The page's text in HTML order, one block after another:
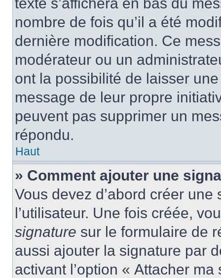
nombre de fois qu’il a été
dernière modification. Ce
modérateur ou un
ont la possibilité de laisser
message de leur propre
peuvent pas supprimer un
répondu.
Haut
» Comment ajouter une
Vous devez d’abord créer
l’utilisateur. Une fois créée,
signature sur le formulaire de
aussi ajouter la signature par
activant l’option « Attacher